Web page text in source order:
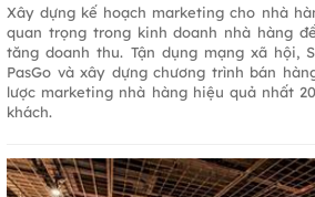
Xây dựng kế hoạch marketing cho nhà
quan trọng trong kinh doanh nhà hàng
tăng doanh thu. Tận dụng mạng xã hội,
PasGo và xây dựng chương trình bán
lược marketing nhà hàng hiệu quả nhất
khách.